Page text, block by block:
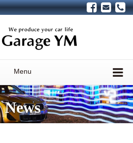
Menu
News